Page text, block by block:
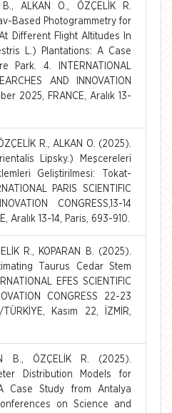
ALKAN O., ÖZÇELİK R.
Based Photogrammetry for
Different Flight Altitudes In
L.) Plantations: A Case
4. INTERNATIONAL
AND INNOVATION
2025, FRANCE, Aralık 13-
R., ALKAN O. (2025).
Lipsky.) Meşcereleri
Geliştirilmesi: Tokat-
PARIS SCIENTIFIC
CONGRESS,13-14
Aralık 13-14, Paris, 693-910.
R., KOPARAN B. (2025).
Taurus Cedar Stem
EFES SCIENTIFIC
CONGRESS 22-23
Kasım 22, İZMİR,
B., ÖZÇELİK R. (2025).
Distribution Models for
Case Study from Antalya
on Science and